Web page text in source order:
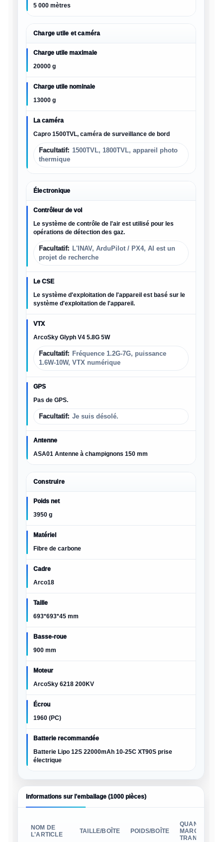
5 000 mètres
Charge utile et caméra
Charge utile maximale
20000 g
Charge utile nominale
13000 g
La caméra
Capro 1500TVL, caméra de surveillance de bord
Facultatif: 1500TVL, 1800TVL, appareil photo
thermique
Électronique
Contrôleur de vol
Le système de contrôle de l'air est utilisé pour les
opérations de détection des gaz.
Facultatif: L'INAV, ArduPilot / PX4, AI est un
projet de recherche
Le CSE
Le système d'exploitation de l'appareil est basé sur le
système d'exploitation de l'appareil.
VTX
ArcoSky Glyph V4 5.8G 5W
Facultatif: Fréquence 1.2G-7G, puissance
1.6W-10W, VTX numérique
GPS
Pas de GPS.
Facultatif: Je suis désolé.
Antenne
ASA01 Antenne à champignons 150 mm
Construire
Poids net
3950 g
Matériel
Fibre de carbone
Cadre
Arco18
Taille
693*693*45 mm
Basse-roue
900 mm
Moteur
ArcoSky 6218 200KV
Écrou
1960 (PC)
Batterie recommandée
Batterie Lipo 12S 22000mAh 10-25C XT90S prise
électrique
Informations sur l'emballage (1000 pièces)
NOM DE
L'ARTICLE
TAILLE/BOÎTE POIDS/BOÎTE
QUANTITÉ DE